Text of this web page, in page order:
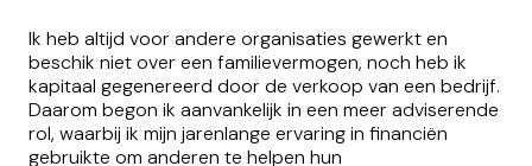
Ik heb altijd voor andere organisaties gewerkt en
beschik niet over een familievermogen, noch heb ik
kapitaal gegenereerd door de verkoop van een bedrijf.
Daarom begon ik aanvankelijk in een meer adviserende
rol, waarbij ik mijn jarenlange ervaring in financiën
gebruikte om anderen te helpen hun